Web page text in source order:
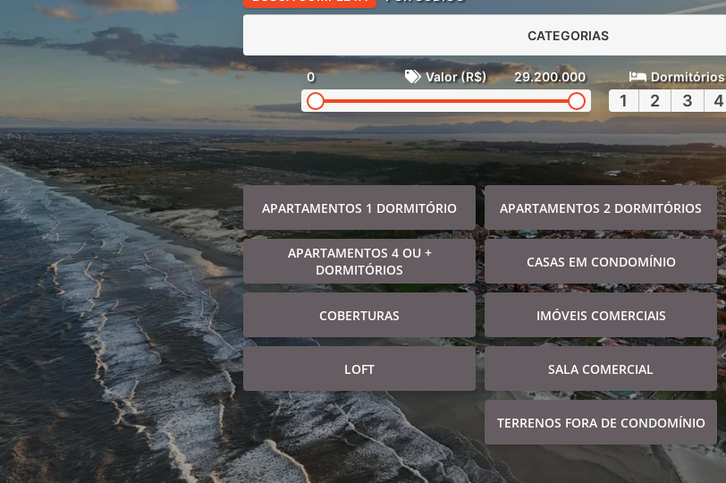
CATEGORIAS
0 Valor (R$) 29.200.000 Dormitórios
1 2 3 4
APARTAMENTOS 1 DORMITÓRIO APARTAMENTOS 2 DORMITÓRIOS
APARTAMENTOS 4 OU +
DORMITÓRIOS
CASAS EM CONDOMÍNIO
COBERTURAS IMÓVEIS COMERCIAIS
LOFT SALA COMERCIAL
TERRENOS FORA DE CONDOMÍNIO